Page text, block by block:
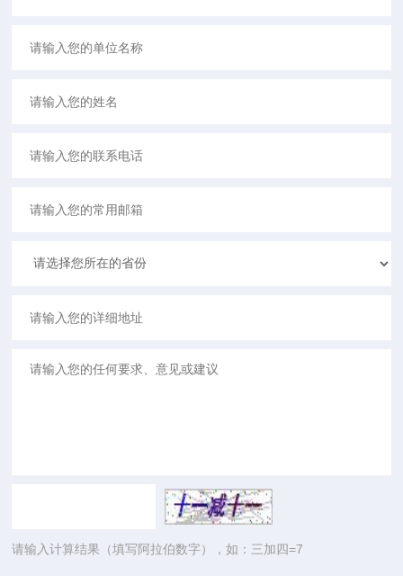
请输入计算结果（填写阿拉伯数字），如：三加四=7